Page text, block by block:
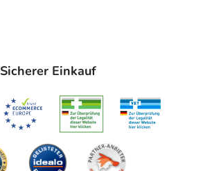
Sicherer Einkauf